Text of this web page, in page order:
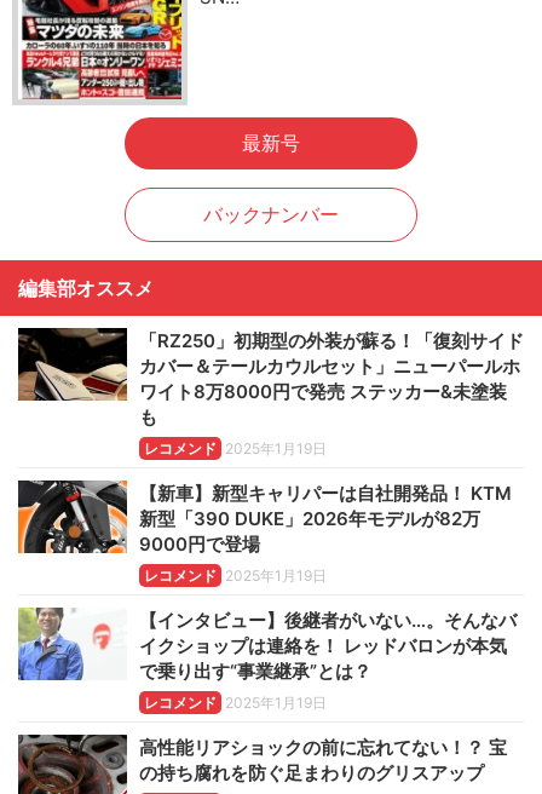
最新号
バックナンバー
編集部オススメ
「RZ250」初期型の外装が蘇る！「復刻サイド
カバー＆テールカウルセット」ニューパールホ
ワイト8万8000円で発売 ステッカー&未塗装
も
レコメンド 2025年1月19日
【新車】新型キャリパーは自社開発品！ KTM
新型「390 DUKE」2026年モデルが82万
9000円で登場
レコメンド 2025年1月19日
【インタビュー】後継者がいない…。そんなバ
イクショップは連絡を！ レッドバロンが本気
で乗り出す“事業継承”とは？
レコメンド 2025年1月19日
高性能リアショックの前に忘れてない！？ 宝
の持ち腐れを防ぐ足まわりのグリスアップ